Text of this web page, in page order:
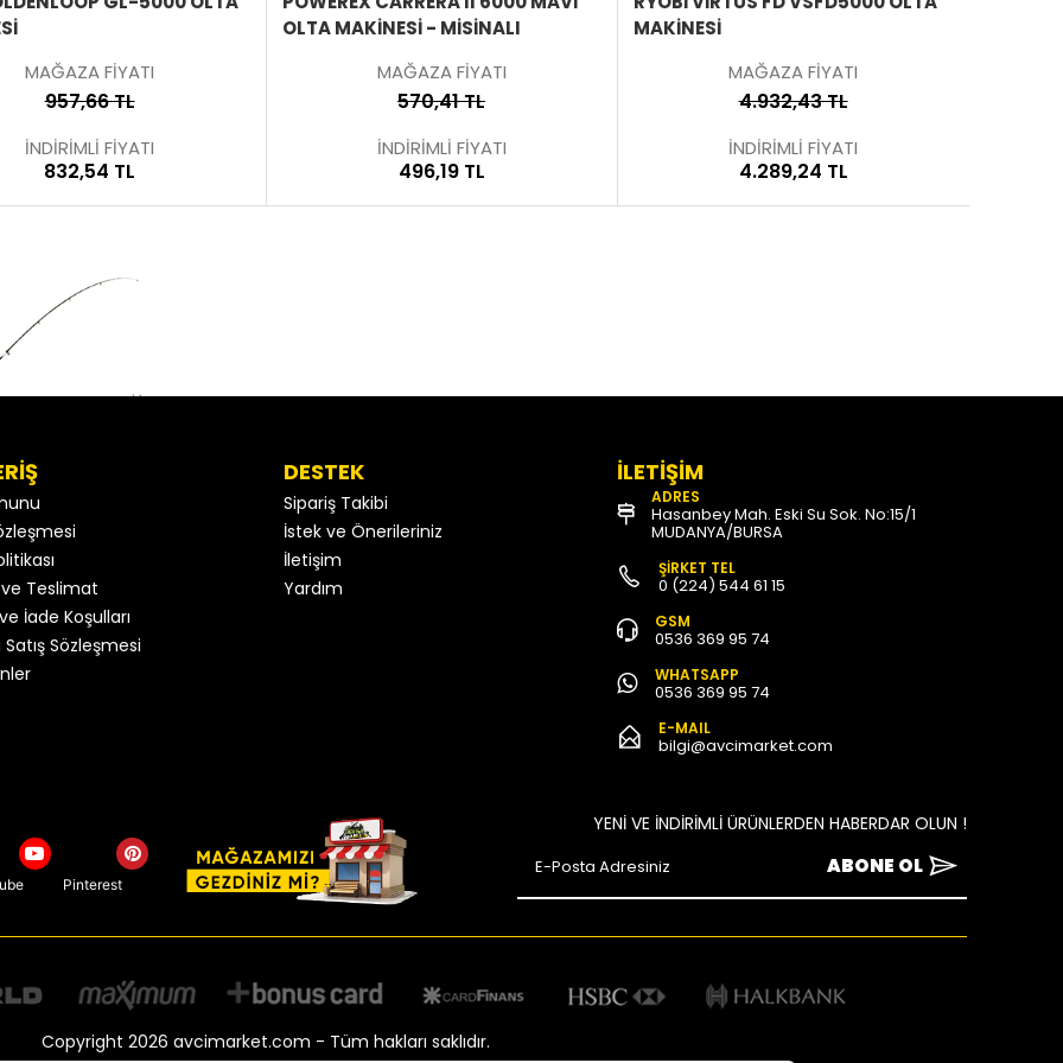
MAĞAZA FİYATI
957,66 TL
İNDİRİMLİ FİYATI
832,54 TL
OLTA MAKINESI - MISINALI
MAĞAZA FİYATI
570,41 TL
İNDİRİMLİ FİYATI
496,19 TL
MAKINESI
MAĞAZA FİYATI
4.932,43 TL
İNDİRİMLİ FİYATI
4.289,24 TL
Teslimat
İade Koşulları
Sözleşmesi
DESTEK
Sipariş Takibi
İstek ve Önerileriniz
İletişim
Yardım
İLETİŞİM
ADRES
Hasanbey Mah. Eski Su Sok. No:15/1
MUDANYA/BURSA
ŞİRKET TEL
0 (224) 544 61 15
GSM
0536 369 95 74
WHATSAPP
0536 369 95 74
E-MAIL
bilgi@avcimarket.com
Pinterest
YENİ VE İNDİRİMLİ ÜRÜNLERDEN HABERDAR OLUN !
ABONE OL
Copyright 2026 avcimarket.com - Tüm hakları saklıdır.